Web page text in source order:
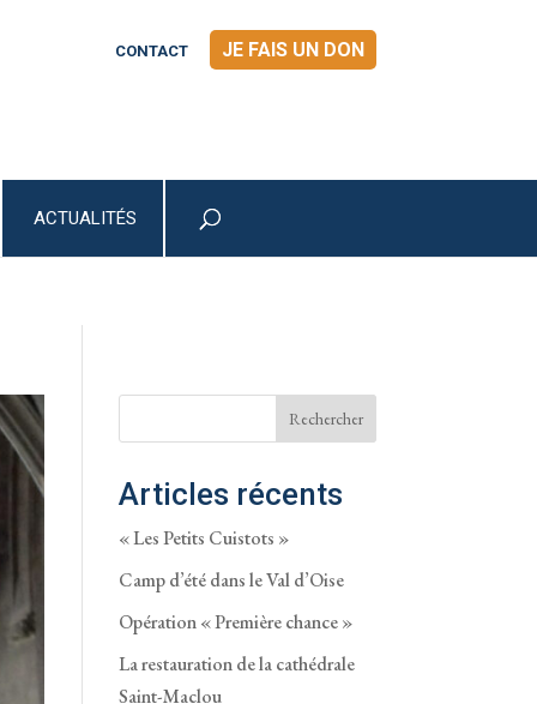
CONTACT JE FAIS UN DON
ACTUALITÉS
Rechercher
Articles récents
« Les Petits Cuistots »
Camp d’été dans le Val d’Oise
Opération « Première chance »
La restauration de la cathédrale
Saint-Maclou